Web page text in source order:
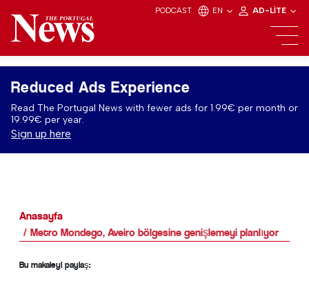
PODCAST EN AD-LITE
Reduced Ads Experience
Read The Portugal News with fewer ads for 1.99€ per month or
19.99€ per year.
Sign up here
Anasayfa
Metro Mondego, Aveiro bölgesine genişlemeyi planlıyor
Bu makaleyi paylaş: